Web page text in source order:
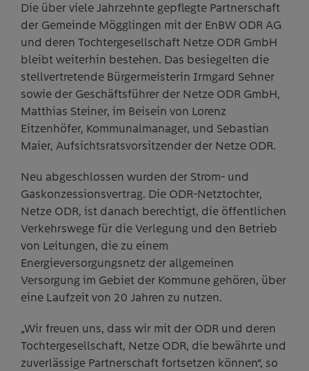
Die über viele Jahrzehnte gepflegte Partnerschaft
der Gemeinde Mögglingen mit der EnBW ODR AG
und deren Tochtergesellschaft Netze ODR GmbH
bleibt weiterhin bestehen. Das besiegelten die
stellvertretende Bürgermeisterin Irmgard Sehner
sowie der Geschäftsführer der Netze ODR GmbH,
Matthias Steiner, im Beisein von Lorenz
Eitzenhöfer, Kommunalmanager, und Sebastian
Maier, Aufsichtsratsvorsitzender der Netze ODR.
Neu abgeschlossen wurden der Strom- und
Gaskonzessionsvertrag. Die ODR-Netztochter,
Netze ODR, ist danach berechtigt, die öffentlichen
Verkehrswege für die Verlegung und den Betrieb
von Leitungen, die zu einem
Energieversorgungsnetz der allgemeinen
Versorgung im Gebiet der Kommune gehören, über
eine Laufzeit von 20 Jahren zu nutzen.
„Wir freuen uns, dass wir mit der ODR und deren
Tochtergesellschaft, Netze ODR, die bewährte und
zuverlässige Partnerschaft fortsetzen können“, so